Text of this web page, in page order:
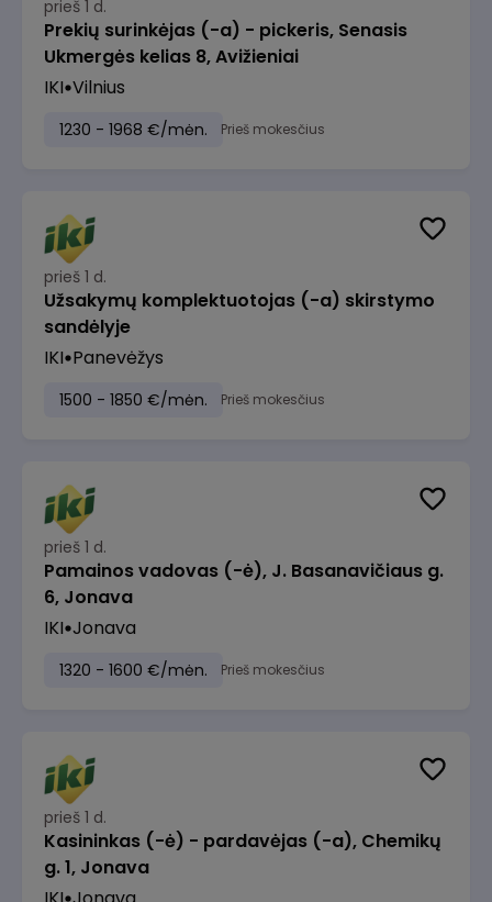
prieš 1 d.
Prekių surinkėjas (-a) - pickeris, Senasis
Ukmergės kelias 8, Avižieniai
IKI Vilnius
1230 - 1968 €/mėn. Prieš mokesčius
prieš 1 d.
Užsakymų komplektuotojas (-a) skirstymo
sandėlyje
IKI Panevėžys
1500 - 1850 €/mėn. Prieš mokesčius
prieš 1 d.
Pamainos vadovas (-ė), J. Basanavičiaus g.
6, Jonava
IKI Jonava
1320 - 1600 €/mėn. Prieš mokesčius
prieš 1 d.
Kasininkas (-ė) - pardavėjas (-a), Chemikų
g. 1, Jonava